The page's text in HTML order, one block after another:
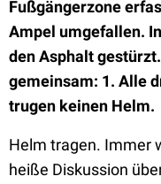
Fußgängerzone
Ampel umgefallen.
den Asphalt
gemeinsam: 1. Alle
trugen keinen Helm.
Helm tragen. Immer
heiße Diskussion